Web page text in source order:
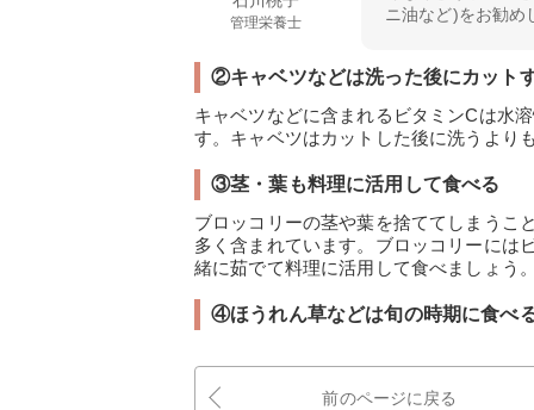
管理栄養士
ニ油など)をお勧め
②キャベツなどは洗った後にカット
キャベツなどに含まれるビタミンCは水
す。キャベツはカットした後に洗うより
③茎・葉も料理に活用して食べる
ブロッコリーの茎や葉を捨ててしまうこ
多く含まれています。ブロッコリーには
緒に茹でて料理に活用して食べましょう。
④ほうれん草などは旬の時期に食べ
前のページに戻る